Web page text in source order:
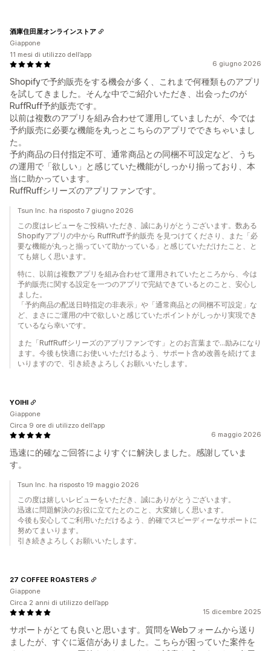
6 giugno 2026
Shopifyで予約販売をする機会が多く、これまで何種類ものアプリ
を試してきました。そんな中でご紹介いただき、出会ったのが
RuffRuff予約販売です。
以前は複数のアプリを組み合わせて運用していましたが、今では
予約販売に必要な機能を丸っとこちらのアプリでできちゃいまし
た。
予約商品の日付指定不可、通常商品との同梱不可設定など、うち
の運用で「欲しい」と感じていた機能がしっかり揃っており、本
当に助かっています。
RuffRuffシリーズのアプリファンです。
酒庫住田屋オンラインストア
Giappone
11 mesi di utilizzo dell’app
Tsun Inc. ha risposto 7 giugno 2026
この度はレビューをご投稿いただき、誠にありがとうございます。数ある
Shopifyアプリの中から RuffRuff予約販売 を見つけてくださり、また「必
要な機能が丸っと揃っていて助かっている」と感じていただけたこと、と
ても嬉しく思います。
特に、以前は複数アプリを組み合わせて運用されていたところから、今は
予約販売に関する設定を一つのアプリで完結できているとのこと、安心し
ました。
「予約商品の配送日時指定の非表示」や「通常商品との同梱不可設定」な
ど、まさにご運用の中で欲しいと感じていたポイントがしっかり実現でき
ているなら幸いです。
また「RuffRuffシリーズのアプリファンです」とのお言葉まで…励みになり
ます。今後も快適にお使いいただけるよう、サポート含め改善を続けてま
いりますので、引き続きよろしくお願いいたします。
6 maggio 2026
迅速に的確なご回答によりすぐに解決しました。感謝していま
す。
YOIHI
Giappone
Circa 9 ore di utilizzo dell’app
Tsun Inc. ha risposto 19 maggio 2026
この度は嬉しいレビューをいただき、誠にありがとうございます。
迅速に問題解決のお役に立てたとのこと、大変嬉しく思います。
今後も安心してご利用いただけるよう、的確でスピーディーなサポートに
努めてまいります。
引き続きよろしくお願いいたします。
15 dicembre 2025
サポートがとても良いと思います。質問をWebフォームから送り
ましたが、すぐに返信がありました。こちらが困っていた案件を
27 COFFEE ROASTERS
Giappone
Circa 2 anni di utilizzo dell’app